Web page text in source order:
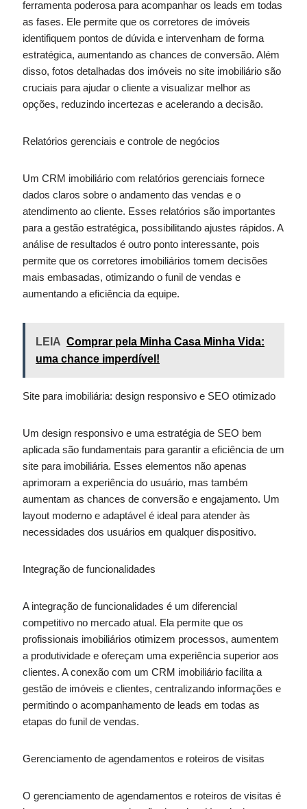
ferramenta poderosa para acompanhar os leads em todas
as fases. Ele permite que os corretores de imóveis
identifiquem pontos de dúvida e intervenham de forma
estratégica, aumentando as chances de conversão. Além
disso, fotos detalhadas dos imóveis no site imobiliário são
cruciais para ajudar o cliente a visualizar melhor as
opções, reduzindo incertezas e acelerando a decisão.
Relatórios gerenciais e controle de negócios
Um CRM imobiliário com relatórios gerenciais fornece
dados claros sobre o andamento das vendas e o
atendimento ao cliente. Esses relatórios são importantes
para a gestão estratégica, possibilitando ajustes rápidos. A
análise de resultados é outro ponto interessante, pois
permite que os corretores imobiliários tomem decisões
mais embasadas, otimizando o funil de vendas e
aumentando a eficiência da equipe.
LEIA Comprar pela Minha Casa Minha Vida:
uma chance imperdível!
Site para imobiliária: design responsivo e SEO otimizado
Um design responsivo e uma estratégia de SEO bem
aplicada são fundamentais para garantir a eficiência de um
site para imobiliária. Esses elementos não apenas
aprimoram a experiência do usuário, mas também
aumentam as chances de conversão e engajamento. Um
layout moderno e adaptável é ideal para atender às
necessidades dos usuários em qualquer dispositivo.
Integração de funcionalidades
A integração de funcionalidades é um diferencial
competitivo no mercado atual. Ela permite que os
profissionais imobiliários otimizem processos, aumentem
a produtividade e ofereçam uma experiência superior aos
clientes. A conexão com um CRM imobiliário facilita a
gestão de imóveis e clientes, centralizando informações e
permitindo o acompanhamento de leads em todas as
etapas do funil de vendas.
Gerenciamento de agendamentos e roteiros de visitas
O gerenciamento de agendamentos e roteiros de visitas é